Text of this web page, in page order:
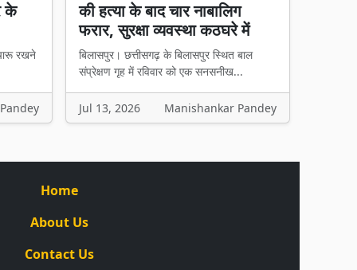
के
रखने
की हत्या के बाद चार नाबालिग
फरार, सुरक्षा व्यवस्था कठघरे में
बिलासपुर। छत्तीसगढ़ के बिलासपुर स्थित बाल
संप्रेक्षण गृह में रविवार को एक सनसनीख...
Jul 13, 2026 Manishankar Pandey
Home
About Us
Contact Us